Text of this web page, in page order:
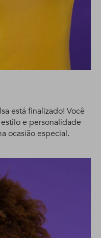
está finalizado! Você
e personalidade
ocasião especial.